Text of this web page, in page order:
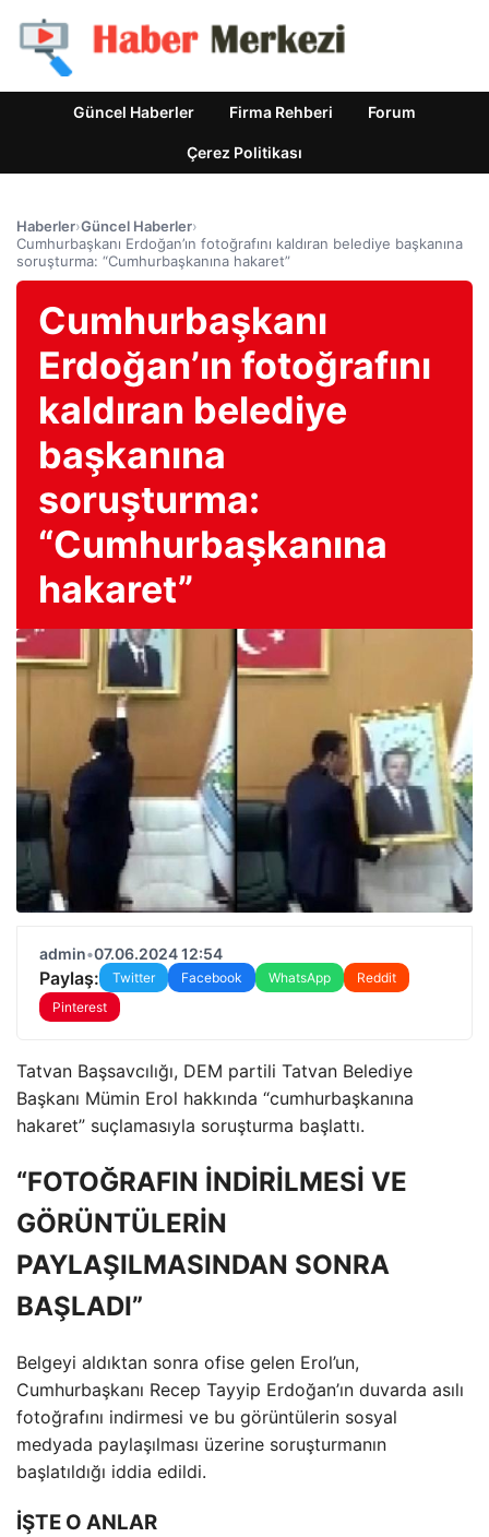
Güncel Haberler Firma Rehberi Forum
Çerez Politikası
Haberler›Güncel Haberler›
Cumhurbaşkanı Erdoğan’ın fotoğrafını kaldıran belediye başkanına
soruşturma: “Cumhurbaşkanına hakaret”
Cumhurbaşkanı
Erdoğan’ın fotoğrafını
kaldıran belediye
başkanına
soruşturma:
“Cumhurbaşkanına
hakaret”
admin•07.06.2024 12:54
Paylaş: Twitter Facebook WhatsApp
Reddit
Pinterest
Tatvan Başsavcılığı, DEM partili Tatvan Belediye
Başkanı Mümin Erol hakkında “cumhurbaşkanına
hakaret” suçlamasıyla soruşturma başlattı.
“FOTOĞRAFIN İNDİRİLMESİ VE
GÖRÜNTÜLERİN
PAYLAŞILMASINDAN SONRA
BAŞLADI”
Belgeyi aldıktan sonra ofise gelen Erol’un,
Cumhurbaşkanı Recep Tayyip Erdoğan’ın duvarda asılı
fotoğrafını indirmesi ve bu görüntülerin sosyal
medyada paylaşılması üzerine soruşturmanın
başlatıldığı iddia edildi.
İŞTE O ANLAR